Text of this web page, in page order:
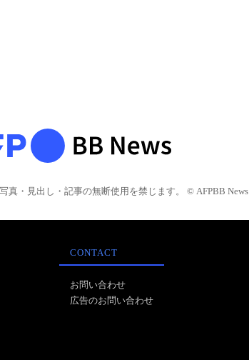
真・見出し・記事の無断使用を禁じます。 © AFPBB News
CONTACT
お問い合わせ
広告のお問い合わせ